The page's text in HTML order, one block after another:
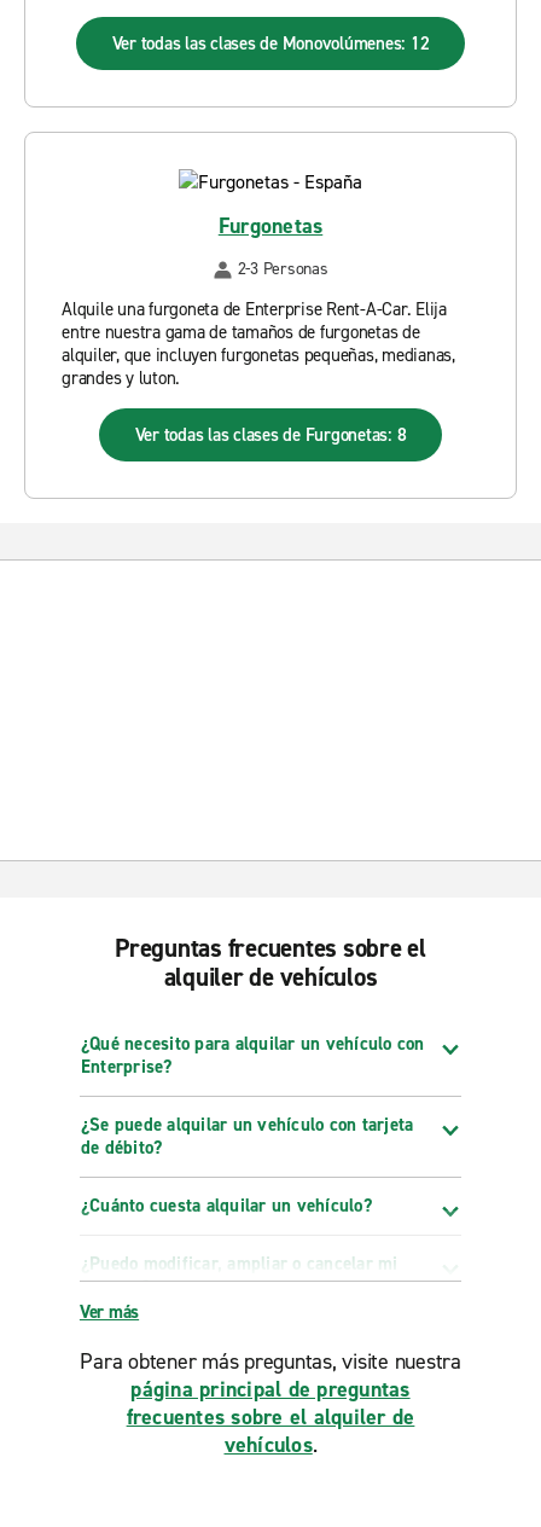
Ver todas las clases de Monovolúmenes: 12
Furgonetas
2-3 Personas
Alquile una furgoneta de Enterprise Rent-A-Car. Elija
entre nuestra gama de tamaños de furgonetas de
alquiler, que incluyen furgonetas pequeñas, medianas,
grandes y luton.
Ver todas las clases de Furgonetas: 8
Preguntas frecuentes sobre el
alquiler de vehículos
¿Qué necesito para alquilar un vehículo con
Enterprise?
¿Se puede alquilar un vehículo con tarjeta
de débito?
¿Cuánto cuesta alquilar un vehículo?
¿Puedo modificar, ampliar o cancelar mi
reserva?
Ver más
Para obtener más preguntas, visite nuestra
página principal de preguntas
frecuentes sobre el alquiler de
vehículos.